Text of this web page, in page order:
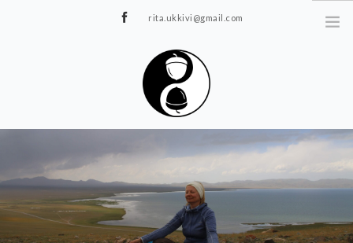
rita.ukkivi@gmail.com
JOOGA/PILATES
TERAAPIA